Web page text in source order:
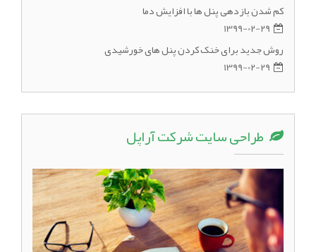
کم شدن بازدهی پنل ها با افزایش دما
1399-02-29
روش جدید برای خنک کردن پنل های خورشیدی
1399-02-29
طراحی سایت شرکت آراپل